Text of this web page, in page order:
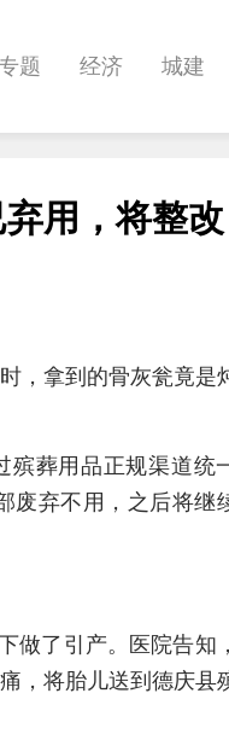
题 经济 城建
用，将整改
，拿到的骨灰瓮竟是
殡葬用品正规渠道统
废弃不用，之后将继
做了引产。医院告知
，将胎儿送到德庆县